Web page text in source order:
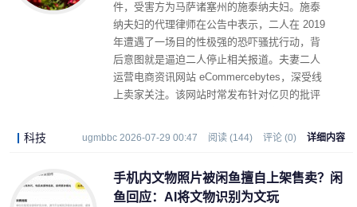
件，受害方为马萨诸塞州的施泰纳夫妇。施泰
纳夫妇的代理律师在公告中表示，二人在 2019
年遭遇了一场目的性极强的恐吓骚扰行动，背
后意图就是逼迫二人停止相关报道。夫妻二人
运营电商资讯网站 eCommercebytes，深受线
上卖家关注。该网站时常发布针对亿贝的批评
科技 ugmbbc 2026-07-29 00:47 阅读 (144) 评论 (0) 详细内容
手机内文物照片被闲鱼擅自上架售卖？闲
鱼回应：AI将文物识别为文玩